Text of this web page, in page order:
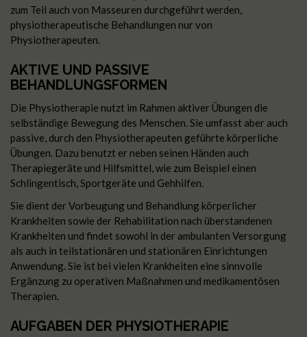
zum Teil auch von Masseuren durchgeführt werden,
physiotherapeutische Behandlungen nur von
Physiotherapeuten.
AKTIVE UND PASSIVE
BEHANDLUNGSFORMEN
Die Physiotherapie nutzt im Rahmen aktiver Übungen die
selbständige Bewegung des Menschen. Sie umfasst aber auch
passive, durch den Physiotherapeuten geführte körperliche
Übungen. Dazu benutzt er neben seinen Händen auch
Therapiegeräte und Hilfsmittel, wie zum Beispiel einen
Schlingentisch, Sportgeräte und Gehhilfen.
Sie dient der Vorbeugung und Behandlung körperlicher
Krankheiten sowie der Rehabilitation nach überstandenen
Krankheiten und findet sowohl in der ambulanten Versorgung
als auch in teilstationären und stationären Einrichtungen
Anwendung. Sie ist bei vielen Krankheiten eine sinnvolle
Ergänzung zu operativen Maßnahmen und medikamentösen
Therapien.
AUFGABEN DER PHYSIOTHERAPIE